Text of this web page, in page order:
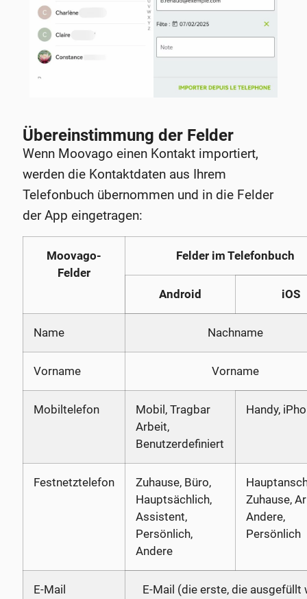
Übereinstimmung der Felder
Wenn Moovago einen Kontakt importiert,
werden die Kontaktdaten aus Ihrem
Telefonbuch übernommen und in die Felder
der App eingetragen:
Moovago-
Felder
Felder im Telefonbuch
Android iOS
Name Nachname
Vorname Vorname
Mobiltelefon
Mobil, Tragbar
Arbeit,
Benutzerdefiniert
Handy,
Festnetztelefon
Zuhause, Büro,
Hauptsächlich,
Assistent,
Persönlich,
Andere
Zuhause,
Andere,
Persönlich
E-Mail
E-Mail (die erste, die ausgefüllt